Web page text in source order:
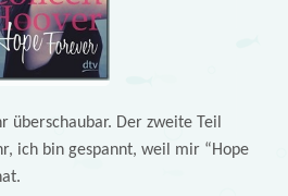
überschaubar. Der zweite Teil
ich bin gespannt, weil mir “Hope